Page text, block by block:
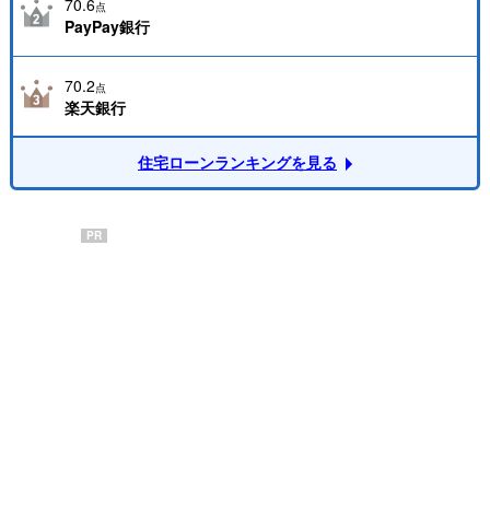
点
PayPay銀行
70.2点
楽天銀行
住宅ローンランキングを見る
PR